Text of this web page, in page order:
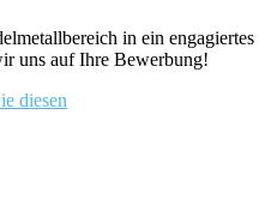
in ein engagiertes
uns auf Ihre Bewerbung!
diesen